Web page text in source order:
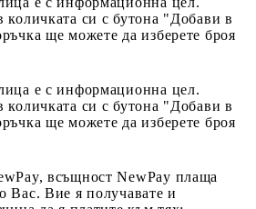
количката си с бутона "Добави в
ще можете да изберете броя
е с информационна цел.
количката си с бутона "Добави в
ще можете да изберете броя
всъщност NewPay плаща
Вас. Вие я получавате и